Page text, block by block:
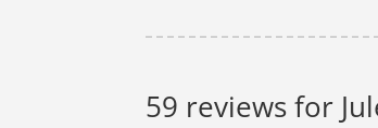
59 reviews for